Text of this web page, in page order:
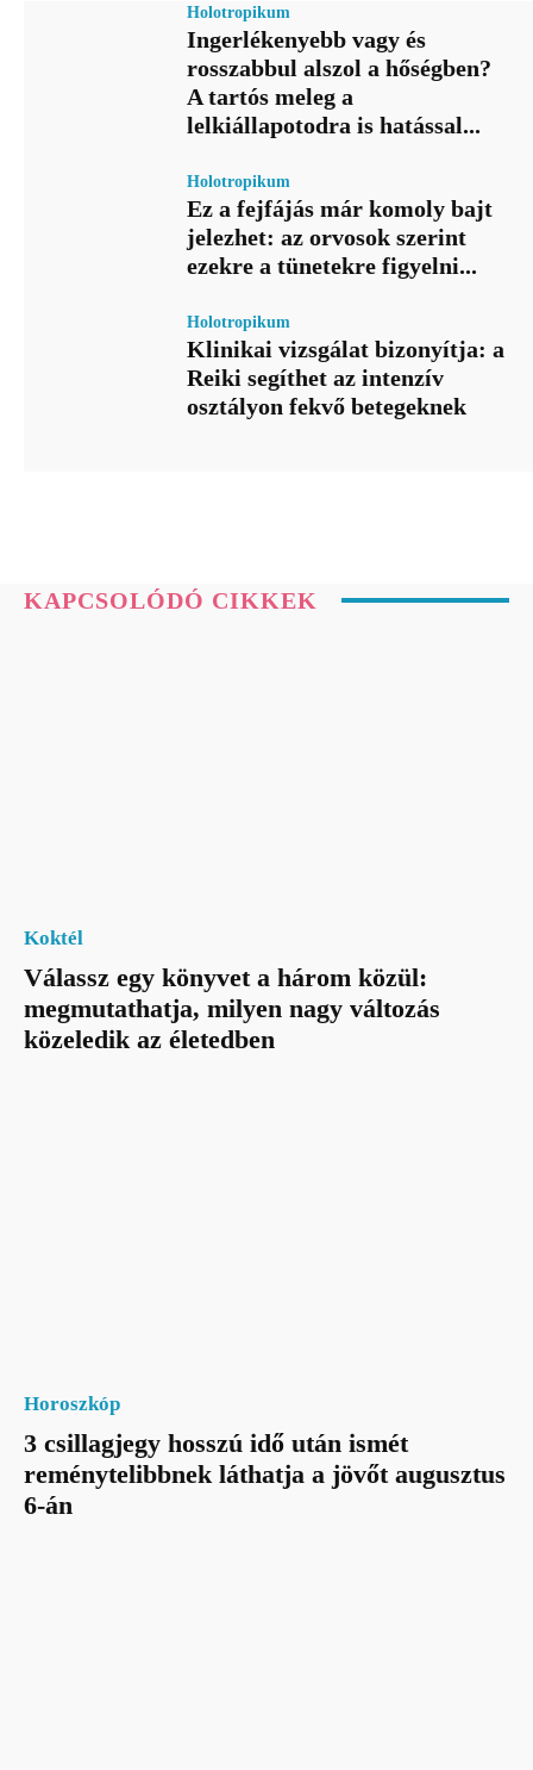
Holotropikum
Ingerlékenyebb vagy és
rosszabbul alszol a hőségben?
A tartós meleg a
lelkiállapotodra is hatással...
Holotropikum
Ez a fejfájás már komoly bajt
jelezhet: az orvosok szerint
ezekre a tünetekre figyelni...
Holotropikum
Klinikai vizsgálat bizonyítja: a
Reiki segíthet az intenzív
osztályon fekvő betegeknek
KAPCSOLÓDÓ CIKKEK
Koktél
Válassz egy könyvet a három közül:
megmutathatja, milyen nagy változás
közeledik az életedben
Horoszkóp
3 csillagjegy hosszú idő után ismét
reménytelibbnek láthatja a jövőt augusztus
6-án